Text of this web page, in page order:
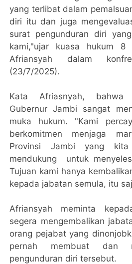
yang terlibat dalam
diri itu dan juga
surat pengunduran diri
kami,"ujar kuasa hukum 8
Afriansyah dalam
(23/7/2025).
Kata Afriasnyah, bahwa
Gubernur Jambi sangat
muka hukum. "Kami
berkomitmen menjaga
Provinsi Jambi yang
mendukung untuk
Tujuan kami hanya
kepada jabatan semula, itu
Afriansyah meminta
segera mengembalikan
orang pejabat yang
pernah membuat dan
pengunduran diri tersebut.